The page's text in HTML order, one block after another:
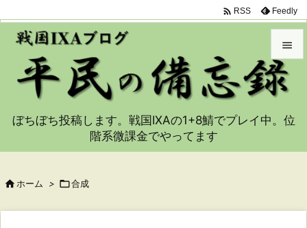


メニュ
サイド
 RSS Feedly
ぼちぼち投稿します。戦国IXAの1+8鯖でプレイ中。位
階系微課金でやってます
 ホーム > 合成